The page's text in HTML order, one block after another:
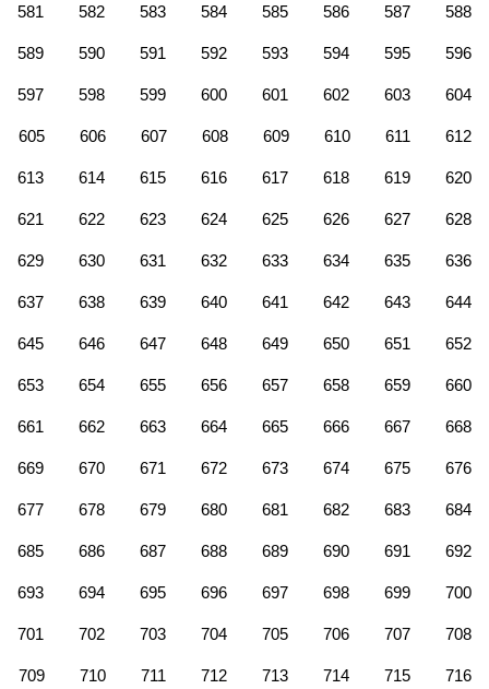
581 582 583 584 585 586 587 588
589 590 591 592 593 594 595 596
597 598 599 600 601 602 603 604
605 606 607 608 609 610 611 612
613 614 615 616 617 618 619 620
621 622 623 624 625 626 627 628
629 630 631 632 633 634 635 636
637 638 639 640 641 642 643 644
645 646 647 648 649 650 651 652
653 654 655 656 657 658 659 660
661 662 663 664 665 666 667 668
669 670 671 672 673 674 675 676
677 678 679 680 681 682 683 684
685 686 687 688 689 690 691 692
693 694 695 696 697 698 699 700
701 702 703 704 705 706 707 708
709 710 711 712 713 714 715 716